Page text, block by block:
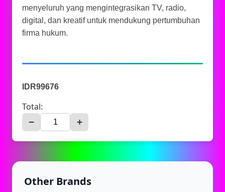
menyeluruh yang mengintegrasikan TV, radio,
digital, dan kreatif untuk mendukung pertumbuhan
firma hukum.
IDR99676
Total:
− +
Other Brands